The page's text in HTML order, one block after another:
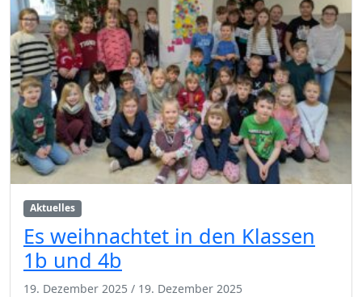
Aktuelles
Es weihnachtet in den Klassen
1b und 4b
19. Dezember 2025 / 19. Dezember 2025